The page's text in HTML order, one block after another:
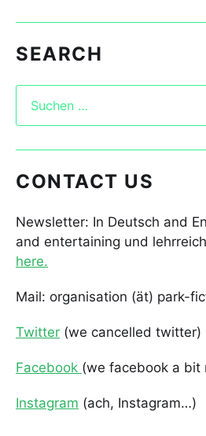
SEARCH
CONTACT US
Newsletter: In Deutsch and
and entertaining und
here.
Mail: organisation (ät) park-
Twitter (we cancelled twitter)
Facebook (we facebook a bit
Instagram (ach, Instagram…)